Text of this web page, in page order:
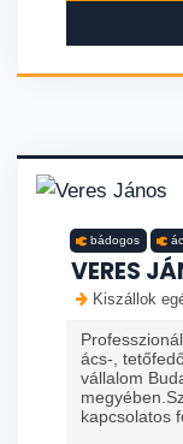
bádogos
VERES
Kiszállok
ács-,
vállalom
kapcsolatos